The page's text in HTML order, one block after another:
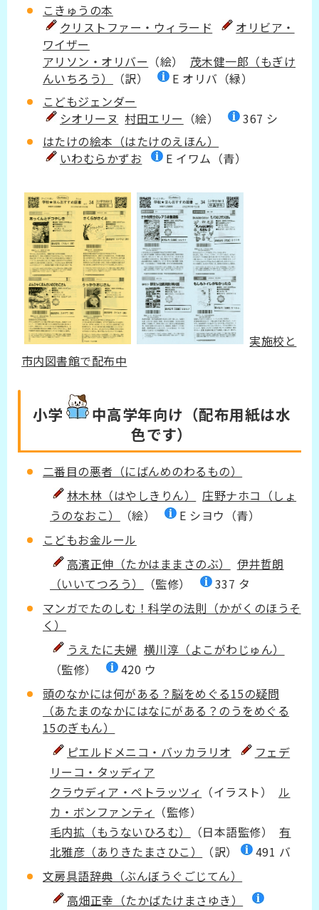
こきゅうの本
クリストファー・ウィラード
オリビア・
ワイザー
アリソン・オリバー （絵） 茂木健一郎（もぎけ
んいちろう）
（訳）
E オリバ（緑）
こどもジェンダー
シオリーヌ ​村田エリー （絵）
367 シ
はたけの絵本（はたけのえほん）
いわむらかずお
E イワム（青）
実施校と
市内図書館で配布中
小学 中高学年向け（配布用紙は水
色です）
二番目の悪者（にばんめのわるもの）
林木林（はやしきりん）
庄野ナホコ（しょ
うのなおこ）
（絵）
E シヨウ（青）
こどもお金ルール
高濱正伸（たかはままさのぶ）
伊井哲朗
（いいてつろう）
（監修）
337 タ
マンガでたのしむ！科学の法則（かがくのほうそ
く）
うえたに夫婦 横川淳（よこがわじゅん）
（監修）
420 ウ
頭のなかには何がある？脳をめぐる15の疑問
（あたまのなかにはなにがある？のうをめぐる
15のぎもん）
ピエルドメニコ・バッカラリオ
フェデ
リーコ・タッディア
クラウディア・ペトラッツィ （イラスト） ル
カ・ボンファンティ （監修）
毛内拡（もうないひろむ）
（日本語監修） 有
北雅彦（ありきたまさひこ）
（訳）
491 バ
文房具語辞典（ぶんぼうぐごじてん）
高畑正幸（たかばたけまさゆき）